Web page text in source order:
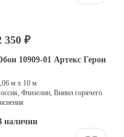
350 ₽
10909-01 Артекс Герои
м х 10 м
Флизелин, Винил горячего
наличии